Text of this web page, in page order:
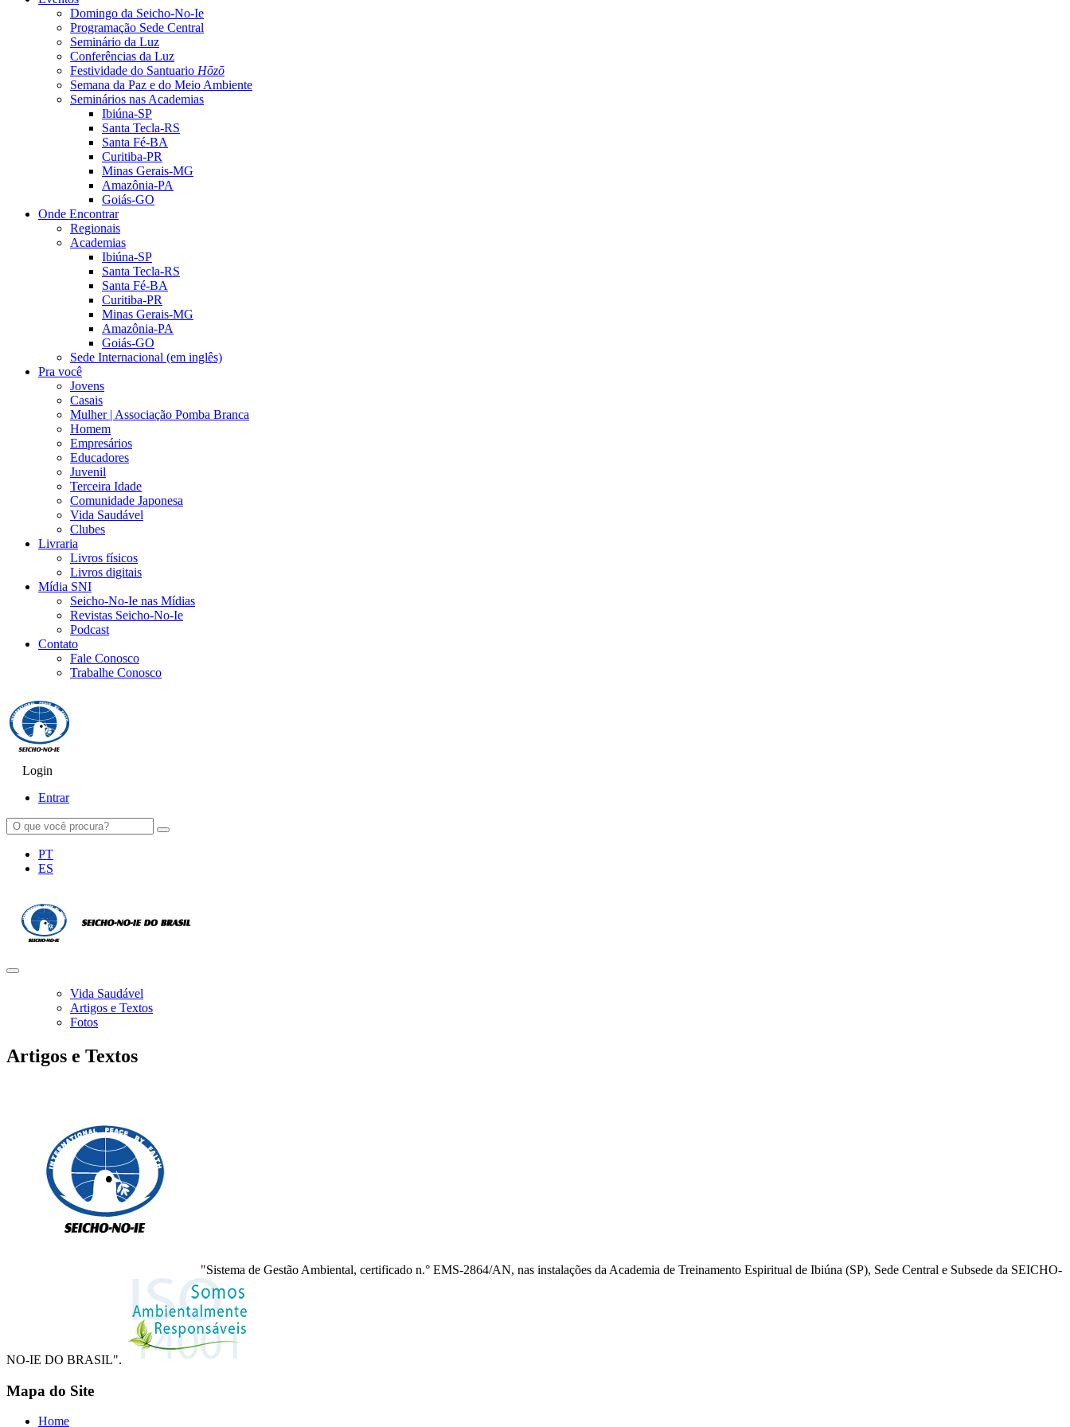
Domingo da Seicho-No-Ie
Programação Sede Central
Seminário da Luz
Conferências da Luz
Festividade do Santuario Hōzō
Semana da Paz e do Meio Ambiente
Seminários nas Academias
Ibiúna-SP
Santa Tecla-RS
Santa Fé-BA
Curitiba-PR
Minas Gerais-MG
Amazônia-PA
Goiás-GO
Onde Encontrar
Regionais
Academias
Ibiúna-SP
Santa Tecla-RS
Santa Fé-BA
Curitiba-PR
Minas Gerais-MG
Amazônia-PA
Goiás-GO
Sede Internacional (em inglês)
Pra você
Jovens
Casais
Mulher | Associação Pomba Branca
Homem
Empresários
Educadores
Juvenil
Terceira Idade
Comunidade Japonesa
Vida Saudável
Clubes
Livraria
Livros físicos
Livros digitais
Mídia SNI
Seicho-No-Ie nas Mídias
Revistas Seicho-No-Ie
Podcast
Contato
Fale Conosco
Trabalhe Conosco
Login
Entrar
PT
ES
Vida Saudável
Artigos e Textos
Fotos
Artigos e Textos
"Sistema de Gestão Ambiental, certificado n.° EMS-2864/AN, nas instalações da Academia de Treinamento Espiritual de Ibiúna (SP), Sede Central e Subsede da SEICHO-
NO-IE DO BRASIL".
Mapa do Site
Home